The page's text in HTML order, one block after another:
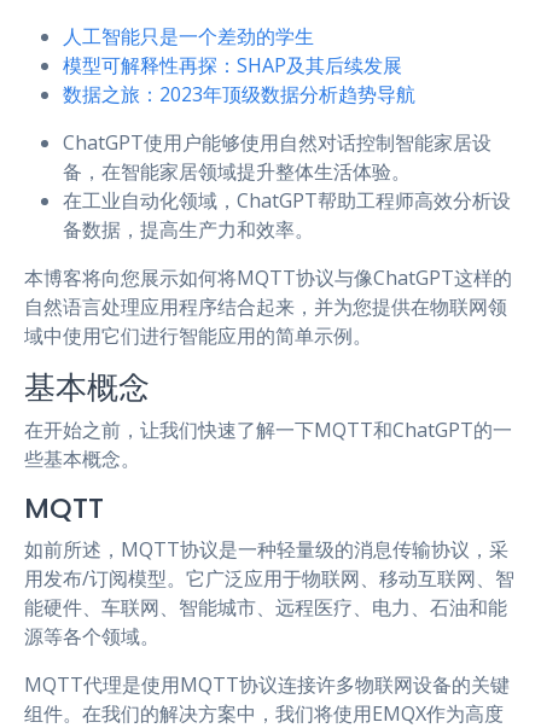
人工智能只是一个差劲的学生
模型可解释性再探：SHAP及其后续发展
数据之旅：2023年顶级数据分析趋势导航
ChatGPT使用户能够使用自然对话控制智能家居设
备，在智能家居领域提升整体生活体验。
在工业自动化领域，ChatGPT帮助工程师高效分析设
备数据，提高生产力和效率。
本博客将向您展示如何将MQTT协议与像ChatGPT这样的
自然语言处理应用程序结合起来，并为您提供在物联网领
域中使用它们进行智能应用的简单示例。
基本概念
在开始之前，让我们快速了解一下MQTT和ChatGPT的一
些基本概念。
MQTT
如前所述，MQTT协议是一种轻量级的消息传输协议，采
用发布/订阅模型。它广泛应用于物联网、移动互联网、智
能硬件、车联网、智能城市、远程医疗、电力、石油和能
源等各个领域。
MQTT代理是使用MQTT协议连接许多物联网设备的关键
组件。在我们的解决方案中，我们将使用EMQX作为高度